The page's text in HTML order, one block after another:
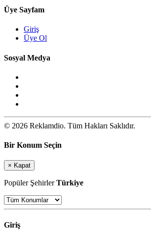
Üye Sayfam
Giriş
Üye Ol
Sosyal Medya
© 2026 Reklamdio. Tüm Hakları Saklıdır.
Bir Konum Seçin
× Kapat
Popüler ŞehirlerTürkiye
Giriş